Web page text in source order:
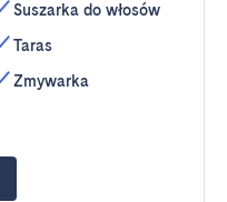
Suszarka do włosów
Taras
Zmywarka